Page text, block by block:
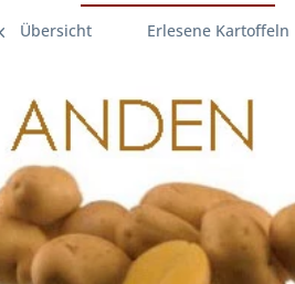
Übersicht Erlesene Kartoffeln